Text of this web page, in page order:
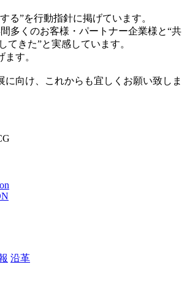
る”を行動指針に掲げています。
多くのお客様・パートナー企業様と“共
てきた”と実感しています。
す。
に向け、これからも宜しくお願い致しま
沿革